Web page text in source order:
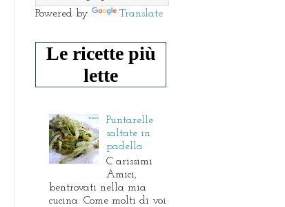
Powered by Translate
Le ricette più
lette
Puntarelle
saltate in
padella
C arissimi
Amici,
bentrovati nella mia
cucina. Come molti di voi